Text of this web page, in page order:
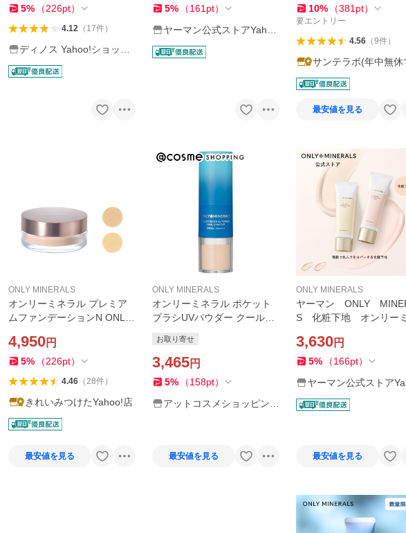
スパウダー M84502 ディノ
5% （226pt）
4.12（ 17件）
ディノス Yahoo!ショッピ
ング店
A++++｜日焼け止め UV下地
5% （161 pt）
ヤーマン公式ストアYaho
o!ショッピング店
ウダーファンデーション
ヤ 石鹸でオフ
10% （381 pt）
要エントリー
4.56（9件）
サンテラボ(年中無休
送)
最安値を見る
ONLY MINERALS
オンリーミネラル プレミア
ムファンデーションN ONLY
4,950円
5% （226pt）
4.46（28件）
きれいみつけたYahoo!店
最安値を見る
ONLY MINERALS
オンリーミネラル ポケット
ブラシUVパウダー クールコ
ル) 3g
お取り寄せ
3,465円
5% （158pt）
アットコスメショッピング
最安値を見る
ONLY MINERALS
ヤーマン ONLY
S 化粧下地 オンリーミ
キンベース 25g
A+++ 公式 UV下地 ミ
3,630円
5% （166pt）
ヤーマン公式ストア
o!ショッピング店
最安値を見る